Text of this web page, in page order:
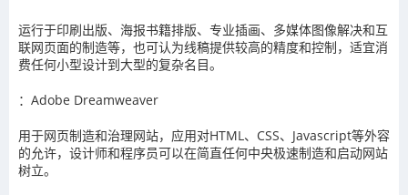
运行于印刷出版、海报书籍排版、专业插画、多媒体图像解决和互
联网页面的制造等，也可认为线稿提供较高的精度和控制，适宜消
费任何小型设计到大型的复杂名目。
：Adobe Dreamweaver
用于网页制造和治理网站，应用对HTML、CSS、Javascript等外容
的允许，设计师和程序员可以在简直任何中央极速制造和启动网站
树立。